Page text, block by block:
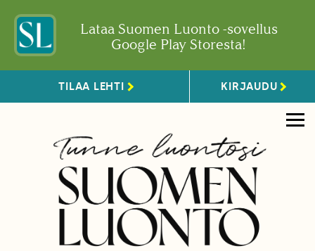
Lataa Suomen Luonto -sovellus
Google Play Storesta!
TILAA LEHTI KIRJAUDU